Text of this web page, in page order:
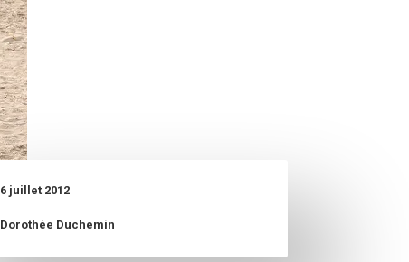
6 juillet 2012
Dorothée Duchemin